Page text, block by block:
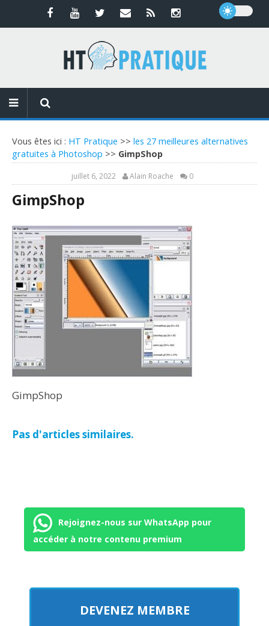
Vous êtes ici : HT Pratique >> les 27 meilleures alternatives
gratuites à Photoshop >> GimpShop
juillet 6, 2022 Alain Roache 0
GimpShop
GimpShop
Pas d'articles similaires.
Rejoignez-nous sur WhatsApp pour
accéder à notre contenu premium
DEVENEZ MEMBRE